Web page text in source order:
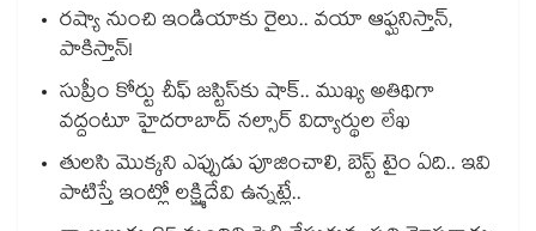
రష్యా నుంచి ఇండియాకు రైలు.. వయా ఆఫ్ఘనిస్తాన్,
పాకిస్తాన్!
సుప్రీం కోర్టు చీఫ్ జస్టిస్⁭కు షాక్.. ముఖ్య అతిథిగా
వద్దంటూ హైదరాబాద్ నల్సార్ విద్యార్థుల లేఖ
తులసి మొక్కని ఎప్పుడు పూజించాలి, బెస్ట్ టైం ఏది.. ఇవి
పాటిస్తే ఇంట్లో లక్ష్మిదేవి ఉన్నట్లే..